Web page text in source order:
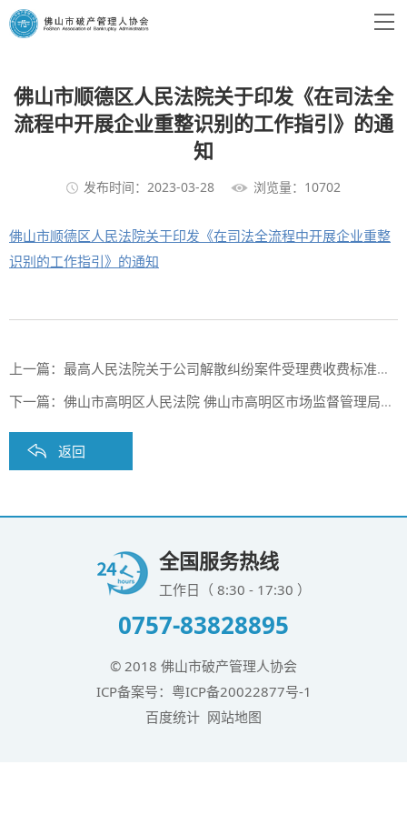
佛山市顺德区人民法院关于印发《在司法全
流程中开展企业重整识别的工作指引》的通
知
发布时间：2023-03-28 浏览量：10702
佛山市顺德区人民法院关于印发《在司法全流程中开展企业重整
识别的工作指引》的通知
上一篇： 最高人民法院关于公司解散纠纷案件受理费收费标准的批复
下一篇： 佛山市高明区人民法院 佛山市高明区市场监督管理局关于印发《关于规范破产程序中涉企业注销登记及档案查询业务办理的会议纪要》的通知
返回
全国服务热线
工作日（ 8:30 - 17:30 ）
0757-83828895
© 2018 佛山市破产管理人协会
ICP备案号： 粤ICP备20022877号-1
百度统计 网站地图